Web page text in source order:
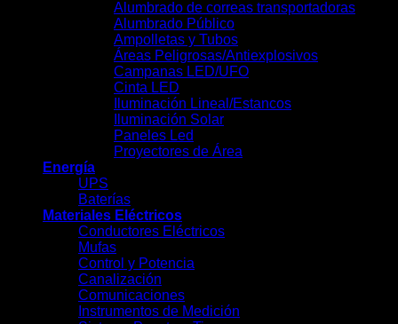
Alumbrado de correas transportadoras
Alumbrado Público
Ampolletas y Tubos
Áreas Peligrosas/Antiexplosivos
Campanas LED/UFO
Cinta LED
Iluminación Lineal/Estancos
Iluminación Solar
Paneles Led
Proyectores de Área
Energía
UPS
Baterías
Materiales Eléctricos
Conductores Eléctricos
Mufas
Control y Potencia
Canalización
Comunicaciones
Instrumentos de Medición